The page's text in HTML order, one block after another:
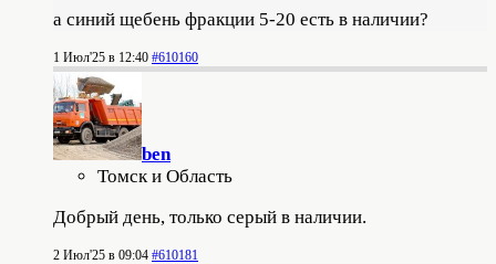
а синий щебень фракции 5-20 есть в наличии?
1 Июл'25 в 12:40 #610160
ben
Томск и Область
Добрый день, только серый в наличии.
2 Июл'25 в 09:04 #610181